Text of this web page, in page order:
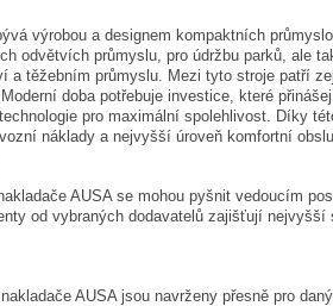
výrobou a designem kompaktních
odvětvích průmyslu, pro údržbu parků, ale
a těžebním průmyslu. Mezi tyto stroje patří
doba potřebuje investice, které
pro maximální spolehlivost. Díky
náklady a nejvyšší úroveň komfortní
AUSA se mohou pyšnit vedoucím
od vybraných dodavatelů zajišťují nejvyšší
AUSA jsou navrženy přesně pro